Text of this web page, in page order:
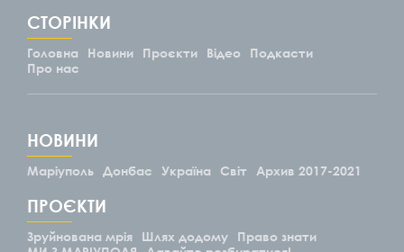
СТОРІНКИ
Головна Новини Проєкти Відео
Подкасти
Про нас
НОВИНИ
Маріуполь Донбас Україна Світ Архив 2017-2021
ПРОЄКТИ
Зруйнована мрія Шлях додому
Право знати